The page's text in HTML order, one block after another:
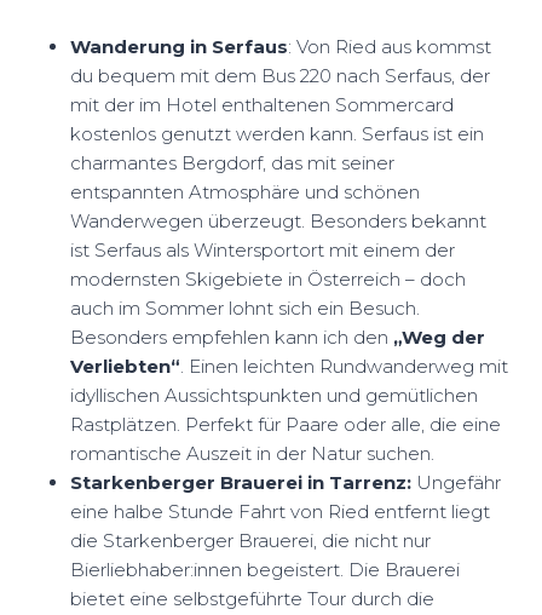
Wanderung in Serfaus: Von Ried aus kommst
du bequem mit dem Bus 220 nach Serfaus, der
mit der im Hotel enthaltenen Sommercard
kostenlos genutzt werden kann. Serfaus ist ein
charmantes Bergdorf, das mit seiner
entspannten Atmosphäre und schönen
Wanderwegen überzeugt. Besonders bekannt
ist Serfaus als Wintersportort mit einem der
modernsten Skigebiete in Österreich – doch
auch im Sommer lohnt sich ein Besuch.
Besonders empfehlen kann ich den „Weg der
Verliebten“. Einen leichten Rundwanderweg mit
idyllischen Aussichtspunkten und gemütlichen
Rastplätzen. Perfekt für Paare oder alle, die eine
romantische Auszeit in der Natur suchen.
Starkenberger Brauerei in Tarrenz:Ungefähr
eine halbe Stunde Fahrt von Ried entfernt liegt
die Starkenberger Brauerei, die nicht nur
Bierliebhaber:innen begeistert. Die Brauerei
bietet eine selbstgeführte Tour durch die